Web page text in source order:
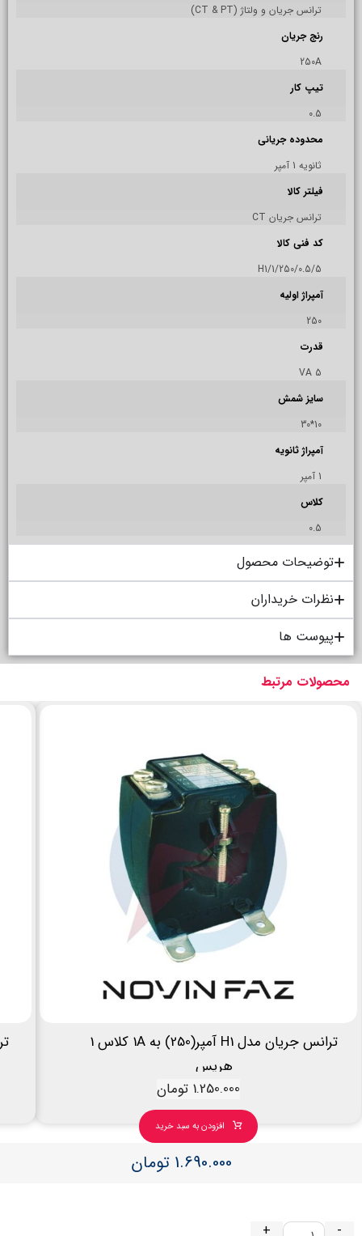
ترانس جریان و ولتاژ (CT & PT)
رنج جریان
250A
تیپ کار
0.5
محدوده جریانی
ثانویه 1 آمپر
فیلتر کالا
ترانس جریان CT
کد فنی کالا
H1/1/250/0.5/5
آمپراژ اولیه
250
قدرت
5 VA
سایز شمش
10*30
آمپراژ ثانویه
1 آمپر
کلاس
0.5
توضیحات محصول
نظرات خریداران
پیوست ها
محصولات مرتبط
ترانس جریان مدل H1 آمپر(250) به 1A کلاس 1
هریس
1.250.000 تومان
افزودن به سبد خرید
1.690.000 تومان
-
+